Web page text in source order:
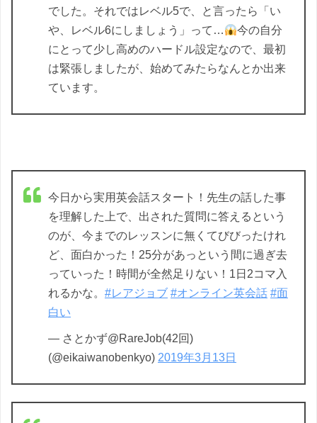
でした。それではレベル5で、と言ったら「い
や、レベル6にしましょう」って…
今の自分
にとって少し高めのハードル設定なので、最初
は緊張しましたが、始めてみたらなんとか出来
ています。
今日から実用英会話スタート！先生の話した事
を理解した上で、出された質問に答えるという
のが、今までのレッスンに無くてびびったけれ
ど、面白かった！25分があっという間に過ぎ去
っていった！時間が全然足りない！1日2コマ入
れるかな。 #レアジョブ #オンライン英会話 #面
白い
— さとかず@RareJob(42回)
(@eikaiwanobenkyo) 2019年3月13日